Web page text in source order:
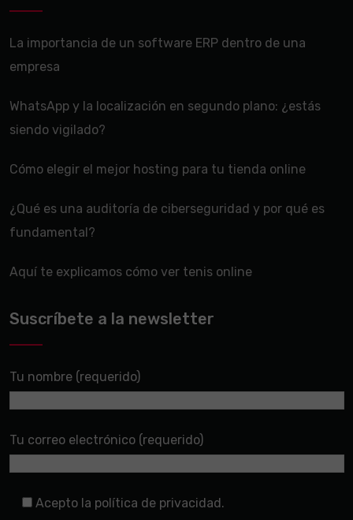
La importancia de un software ERP dentro de una
empresa
WhatsApp y la localización en segundo plano: ¿estás
siendo vigilado?
Cómo elegir el mejor hosting para tu tienda online
¿Qué es una auditoría de ciberseguridad y por qué es
fundamental?
Aquí te explicamos cómo ver tenis online
Suscríbete a la newsletter
Tu nombre (requerido)
Tu correo electrónico (requerido)
Acepto la política de privacidad.